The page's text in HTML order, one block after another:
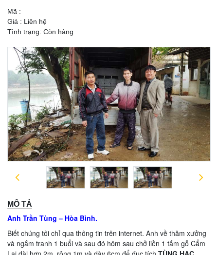
Mã :
Giá : Liên hệ
Tình trạng: Còn hàng
MÔ TẢ
Anh Trần Tùng – Hòa Bình.
Biết chúng tôi chỉ qua thông tin trên internet. Anh về thăm xưởng
và ngắm tranh 1 buổi và sau đó hôm sau chở liền 1 tấm gỗ Cẩm